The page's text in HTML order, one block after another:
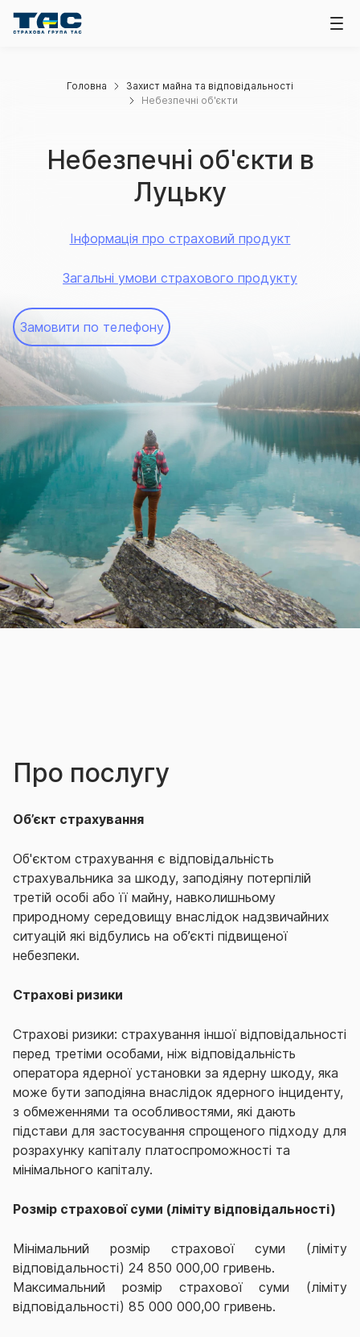
Головна
Захист майна та відповідальності
Небезпечні об'єкти
Небезпечні об'єкти в
Луцьку
Інформація про страховий продукт
Загальні умови страхового продукту
Замовити по телефону
Про послугу
Об’єкт страхування
Об'єктом страхування є відповідальність
страхувальника за шкоду, заподіяну потерпілій
третій особі або її майну, навколишньому
природному середовищу внаслідок надзвичайних
ситуацій які відбулись на об’єкті підвищеної
небезпеки.
Страхові ризики
Страхові ризики: страхування іншої відповідальності
перед третіми особами, ніж відповідальність
оператора ядерної установки за ядерну шкоду, яка
може бути заподіяна внаслідок ядерного інциденту,
з обмеженнями та особливостями, які дають
підстави для застосування спрощеного підходу для
розрахунку капіталу платоспроможності та
мінімального капіталу.
Розмір страхової суми (ліміту відповідальності)
Мінімальний розмір страхової суми (ліміту
відповідальності) 24 850 000,00 гривень.
Максимальний розмір страхової суми (ліміту
відповідальності) 85 000 000,00 гривень.